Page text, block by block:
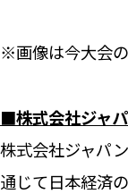
※画像は今大会
■株式会社ジャ
株式会社ジャパ
通じて日本経済